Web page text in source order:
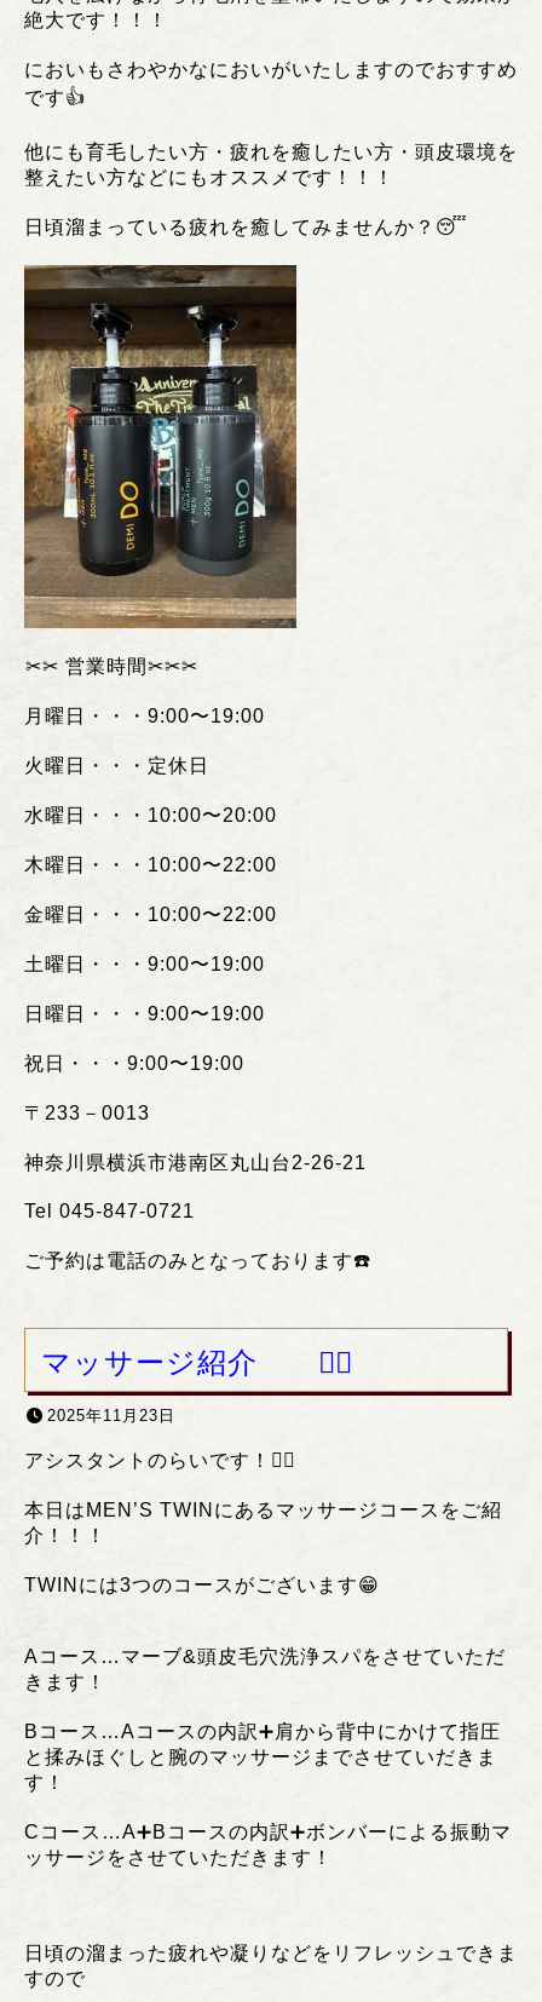
絶大です！！！
においもさわやかなにおいがいたしますのでおすすめ
です👍
他にも育毛したい方・疲れを癒したい方・頭皮環境を
整えたい方などにもオススメです！！！
日頃溜まっている疲れを癒してみませんか？😴
︎✂︎✂︎ 営業時間✂︎✂︎✂︎
月曜日・・・ 9:00〜19:00
火曜日・・・定休日
水曜日・・・ 10:00〜20:00
木曜日・・・ 10:00〜22:00
金曜日・・・ 10:00〜22:00
土曜日・・・ 9:00〜19:00
日曜日・・・ 9:00〜19:00
祝日・・・ 9:00〜19:00
〒 233 － 0013
神奈川県横浜市港南区丸山台 2-26-21
Tel 045-847-0721
ご予約は電話のみとなっております☎️
マッサージ紹介 ❤️‍🔥
2025年11月23日
アシスタントのらいです！❤️‍🔥
本日はMEN’S TWINにあるマッサージコースをご紹
介！！！
TWINには3つのコースがございます😁
Aコース…マーブ&頭皮毛穴洗浄スパをさせていただ
きます！
Bコース…Aコースの内訳➕肩から背中にかけて指圧
と揉みほぐしと腕のマッサージまでさせていだきま
す！
Cコース…A➕Bコースの内訳➕ボンバーによる振動マ
ッサージをさせていただきます！
日頃の溜まった疲れや凝りなどをリフレッシュできま
すので